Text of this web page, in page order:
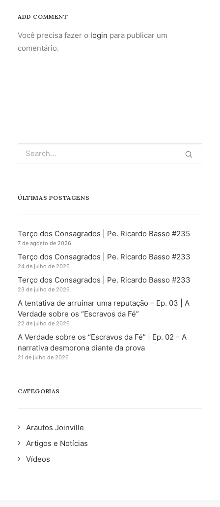
ADD COMMENT
Você precisa fazer o login para publicar um
comentário.
ÚLTIMAS POSTAGENS
Terço dos Consagrados | Pe. Ricardo Basso #235
7 de agosto de 2026
Terço dos Consagrados | Pe. Ricardo Basso #233
24 de julho de 2026
Terço dos Consagrados | Pe. Ricardo Basso #233
23 de julho de 2026
A tentativa de arruinar uma reputação – Ep. 03 | A
Verdade sobre os “Escravos da Fé”
22 de julho de 2026
A Verdade sobre os “Escravos da Fé” | Ep. 02 – A
narrativa desmorona diante da prova
21 de julho de 2026
CATEGORIAS
Arautos Joinville
Artigos e Notícias
Vídeos